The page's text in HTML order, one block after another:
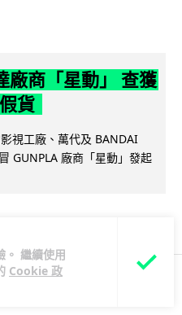
。 繼續使用
Cookie 政
廠商「星動」 查獲
貨
視工廠、萬代及 BANDAI
GUNPLA 廠商「星動」發起